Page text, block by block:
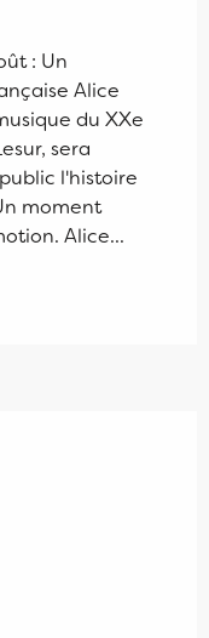
: Un
Alice
du XXe
sera
l'histoire
moment
Alice...